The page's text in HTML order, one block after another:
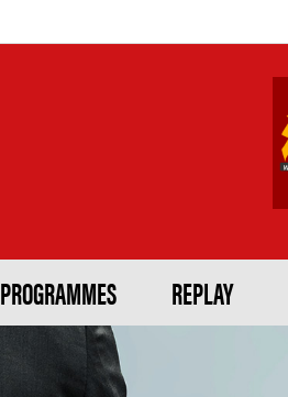
PROGRAMMES REPLAY